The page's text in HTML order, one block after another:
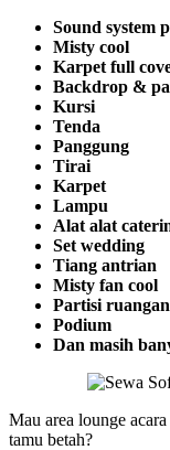
Sound system
Misty cool
Karpet full
Backdrop &
Kursi
Tenda
Panggung
Tirai
Karpet
Lampu
Alat alat
Set wedding
Tiang antrian
Misty fan cool
Partisi ruangan
Podium
Dan masih
Mau area lounge
tamu betah?